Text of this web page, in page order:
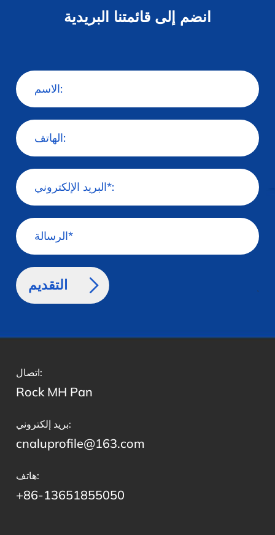
انضم إلى قائمتنا البريدية
>
اتصال:
Rock MH Pan
بريد إلكتروني:
cnaluprofile@163.com
هاتف:
+86-13651855050